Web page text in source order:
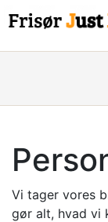
Vi tager vores
gør alt, hvad vi